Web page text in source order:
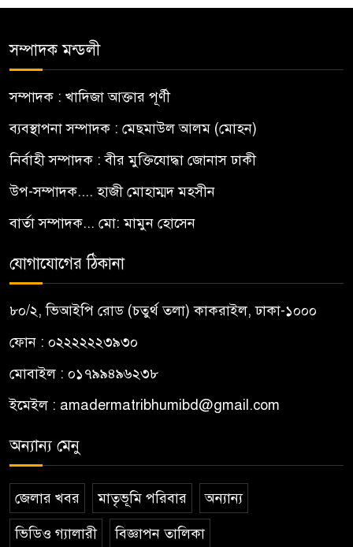
সম্পাদক মন্ডলী
সম্পাদক : খাদিজা আক্তার পূর্ণী
ব্যবস্থাপনা সম্পাদক : মেছমাউল আলম (মোহন)
নির্বাহী সম্পাদক : বীর মুক্তিযোদ্ধা জোনাস ঢাকী
উপ-সম্পাদক.... হাজী মোহাম্মদ মহসীন
বার্তা সম্পাদক... মো: মামুন হোসেন
যোগাযোগের ঠিকানা
৮০/২, ভিআইপি রোড (চতুর্থ তলা) কাকরাইল, ঢাকা-১০০০
ফোন : ০২২২২২২৩৯৩০
মোবাইল : ০১৭৯৯৪৯৬২৩৮
ইমেইল : amadermatribhumibd@gmail.com
অন্যান্য মেনু
জেলার খবর মাতৃভূমি পরিবার অন্যান্য
ভিডিও গ্যালারী বিজ্ঞাপন তালিকা